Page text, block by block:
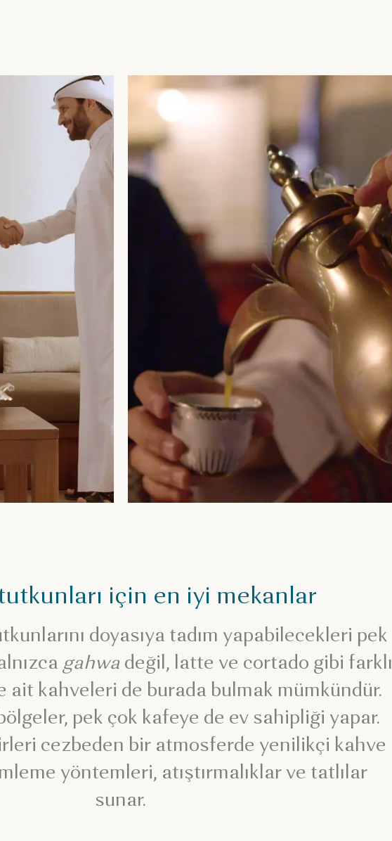
için en iyi mekanlar
doyasıya tadım yapabilecekleri pek
gahwa değil, latte ve cortado gibi farklı
ait kahveleri de burada bulmak mümkündür.
pek çok kafeye de ev sahipliği yapar.
cezbeden bir atmosferde yenilikçi kahve
yöntemleri, atıştırmalıklar ve tatlılar
sunar.